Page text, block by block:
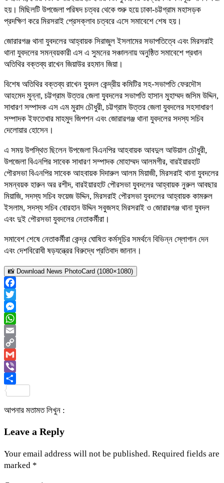
হয়। মিছিলটি উপজেলা পরিষদ চত্বর থেকে শুরু হয়ে ঢাকা-চট্টগ্রাম মহাসড়ক
প্রদক্ষিণ করে মিরসরাই প্রেসক্লাব চত্বরে এসে সমাবেশে শেষ হয়।
জোরারগঞ্জ থানা যুবদলের আহ্বায়ক সিরাজুল ইসলামের সভাপতিত্বে এবং মিরসরাই
থানা যুবদলের সমন্বয়কারী এস এ সুমনের সঞ্চালনায় অনুষ্ঠিত সমাবেশে প্রধান
অতিথির বক্তব্য রাখেন জিয়াউর রহমান জিয়া।
বিশেষ অতিথির বক্তব্য রাখেন যুবদল কেন্দ্রীয় কমিটির সহ-সভাপতি ফেরদৌস
আহমেদ মুন্না, চট্টগ্রাম উত্তর জেলা যুবদলের সভাপতি হাসান মুহাম্মদ জসিম উদ্দিন,
সাধারণ সম্পাদক এস এম মুরাদ চৌধুরী, চট্টগ্রাম উত্তর জেলা যুবদলের সহসাধারণ
সম্পাদক ইফতেখার মাহমুদ জিপশন এবং জোরারগঞ্জ থানা যুবদলের সদস্য সচিব
দেলোয়ার হোসেন।
এ সময় উপস্থিত ছিলেন উপজেলা বিএনপির আহবায়ক আবদুল আউয়াল চৌধুরী,
উপজেলা বিএনপির সাবেক সাধারণ সম্পাদক মোহাম্মদ আলমগীর, বারইয়ারহাট
পৌরসভা বিএনপির সাবেক আহবায়ক দিদারুল আলম মিয়াজী, মিরসরাই থানা যুবদলের
সমন্বয়ক হারুন অর রশীদ, বারইয়ারহাট পৌরসভা যুবদলের আহ্বায়ক নুরুল আবছার
মিয়াজি, সদস্য সচিব ফয়েজ উদ্দিন, মিরসরাই পৌরসভা যুবদলের আহ্বায়ক কামরুল
ইসলাম, সদস্য সচিব বোরহান উদ্দিন সবুজসহ মিরসরাই ও জোরারগঞ্জ থানা যুবদল
এবং দুই পৌরসভা যুবদলের নেতাকর্মীরা।
সমাবেশ শেষে নেতাকর্মীরা কেন্দ্র ঘোষিত কর্মসূচির সমর্থনে বিভিন্ন স্লোগান দেন
এবং দেশবিরোধী ষড়যন্ত্রের বিরুদ্ধে প্রতিবাদ জানান।
📸 Download News PhotoCard (1080×1080)
Facebook
Twitter
Messenger
WhatsApp
Email
Copy
Link
Gmail
Viber
আপনার মতামত লিখুন :
Leave a Reply
Your email address will not be published. Required fields are
marked *